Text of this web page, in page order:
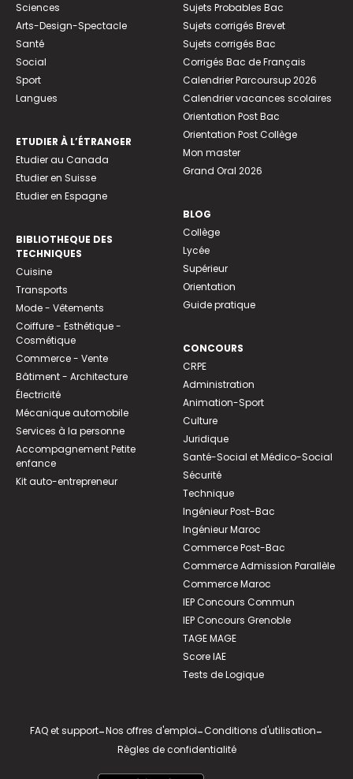
Sciences
Arts-Design-Spectacle
Santé
Social
Sport
Langues
ETUDIER À L’ÉTRANGER
Etudier au Canada
Etudier en Suisse
Etudier en Espagne
BIBLIOTHEQUE DES
TECHNIQUES
Cuisine
Transports
Mode - Vêtements
Coiffure - Esthétique -
Cosmétique
Commerce - Vente
Bâtiment - Architecture
Électricité
Mécanique automobile
Services à la personne
Accompagnement Petite
enfance
Kit auto-entrepreneur
Sujets Probables Bac
Sujets corrigés Brevet
Sujets corrigés Bac
Corrigés Bac de Français
Calendrier Parcoursup 2026
Calendrier vacances scolaires
Orientation Post Bac
Orientation Post Collège
Mon master
Grand Oral 2026
BLOG
Collège
Lycée
Supérieur
Orientation
Guide pratique
CONCOURS
CRPE
Administration
Animation-Sport
Culture
Juridique
Santé-Social et Médico-Social
Sécurité
Technique
Ingénieur Post-Bac
Ingénieur Maroc
Commerce Post-Bac
Commerce Admission Parallèle
Commerce Maroc
IEP Concours Commun
IEP Concours Grenoble
TAGE MAGE
Score IAE
Tests de Logique
FAQ et support-Nos offres d'emploi-Conditions d'utilisation-
Règles de confidentialité